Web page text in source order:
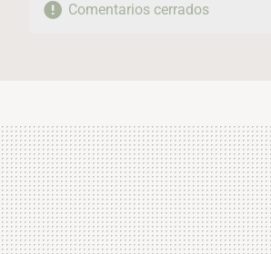
Comentarios cerrados